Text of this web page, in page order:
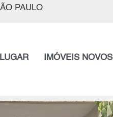
PAULO
IMÓVEIS NOVOS